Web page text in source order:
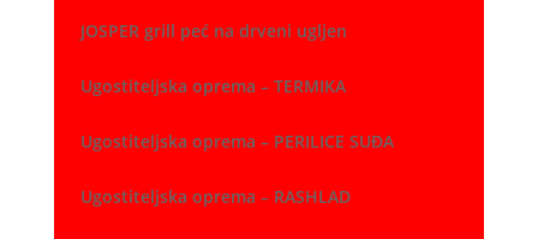
JOSPER grill peć na drveni ugljen
Ugostiteljska oprema – TERMIKA
Ugostiteljska oprema – PERILICE SUĐA
Ugostiteljska oprema – RASHLAD